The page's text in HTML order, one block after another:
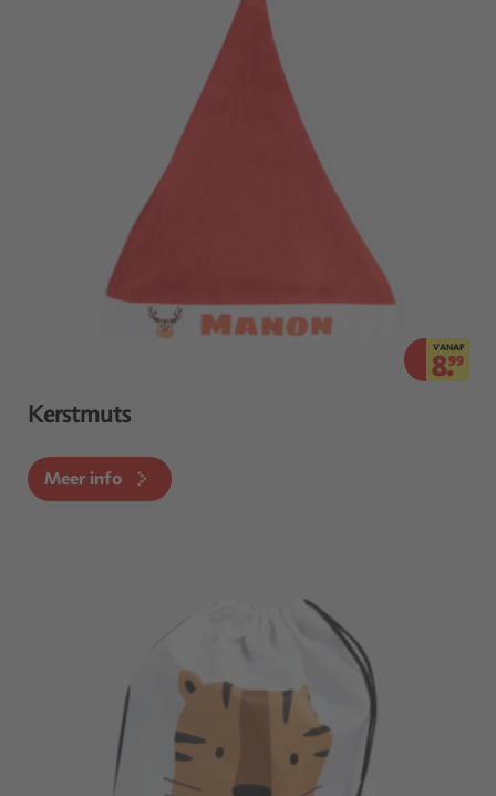
VANAF
8.99
Kerstmuts
Meer info